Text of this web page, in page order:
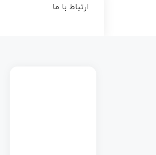
ارتباط با ما